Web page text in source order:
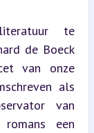
te
de Boeck
van onze
als
van
een